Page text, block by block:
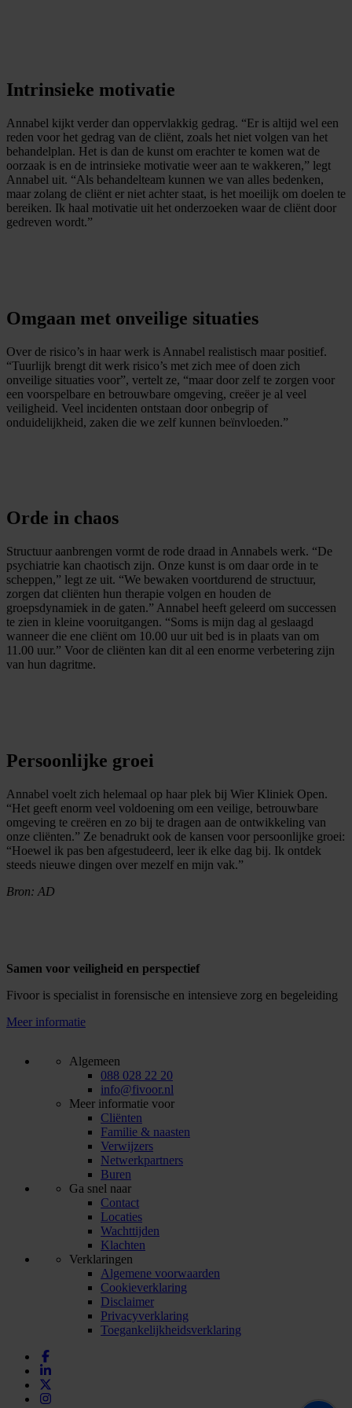
Intrinsieke motivatie
Annabel kijkt verder dan oppervlakkig gedrag. “Er is altijd wel een
reden voor het gedrag van de cliënt, zoals het niet volgen van het
behandelplan. Het is dan de kunst om erachter te komen wat de
oorzaak is en de intrinsieke motivatie weer aan te wakkeren,” legt
Annabel uit. “Als behandelteam kunnen we van alles bedenken,
maar zolang de cliënt er niet achter staat, is het moeilijk om doelen te
bereiken. Ik haal motivatie uit het onderzoeken waar de cliënt door
gedreven wordt.”
Omgaan met onveilige situaties
Over de risico’s in haar werk is Annabel realistisch maar positief.
“Tuurlijk brengt dit werk risico’s met zich mee of doen zich
onveilige situaties voor”, vertelt ze, “maar door zelf te zorgen voor
een voorspelbare en betrouwbare omgeving, creëer je al veel
veiligheid. Veel incidenten ontstaan door onbegrip of
onduidelijkheid, zaken die we zelf kunnen beïnvloeden.”
Orde in chaos
Structuur aanbrengen vormt de rode draad in Annabels werk. “De
psychiatrie kan chaotisch zijn. Onze kunst is om daar orde in te
scheppen,” legt ze uit. “We bewaken voortdurend de structuur,
zorgen dat cliënten hun therapie volgen en houden de
groepsdynamiek in de gaten.” Annabel heeft geleerd om successen
te zien in kleine vooruitgangen. “Soms is mijn dag al geslaagd
wanneer die ene cliënt om 10.00 uur uit bed is in plaats van om
11.00 uur.” Voor de cliënten kan dit al een enorme verbetering zijn
van hun dagritme.
Persoonlijke groei
Annabel voelt zich helemaal op haar plek bij Wier Kliniek Open.
“Het geeft enorm veel voldoening om een veilige, betrouwbare
omgeving te creëren en zo bij te dragen aan de ontwikkeling van
onze cliënten.” Ze benadrukt ook de kansen voor persoonlijke groei:
“Hoewel ik pas ben afgestudeerd, leer ik elke dag bij. Ik ontdek
steeds nieuwe dingen over mezelf en mijn vak.”
Bron: AD
Samen voor veiligheid en perspectief
Fivoor is specialist in forensische en intensieve zorg en begeleiding
Meer informatie
Algemeen
088 028 22 20
info@fivoor.nl
Meer informatie voor
Cliënten
Familie & naasten
Verwijzers
Netwerkpartners
Buren
Ga snel naar
Contact
Locaties
Wachttijden
Klachten
Verklaringen
Algemene voorwaarden
Cookieverklaring
Disclaimer
Privacyverklaring
Toegankelijkheidsverklaring